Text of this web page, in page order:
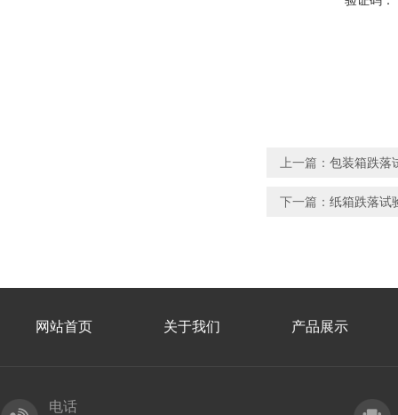
上一篇： 包装箱跌落
下一篇： 纸箱跌落试
网站首页 关于我们 产品展示
电话